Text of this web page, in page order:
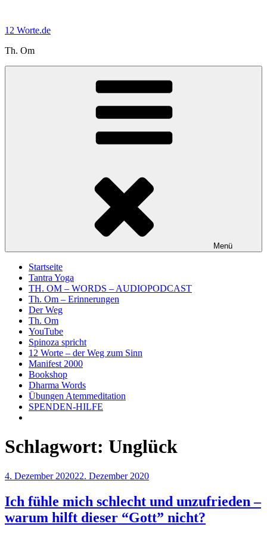
springen
12 Worte.de
Th. Om
Menü
Startseite
Tantra Yoga
TH. OM – WORDS – AUDIOPODCAST
Th. Om – Erinnerungen
Der Weg
Th. Om
YouTube
Spinoza spricht
12 Worte – der Weg zum Sinn
Manifest 2000
Bookshop
Dharma Words
Übungen Atemmeditation
SPENDEN-HILFE
Schlagwort: Unglück
Veröffentlicht
4. Dezember 202022. Dezember 2020
Ich fühle mich schlecht und unzufrieden –
warum hilft dieser “Gott” nicht?